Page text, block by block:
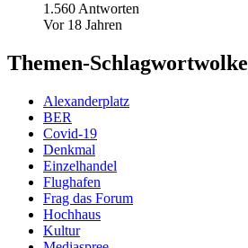
1.560 Antworten
Vor 18 Jahren
Themen-Schlagwortwolke
Alexanderplatz
BER
Covid-19
Denkmal
Einzelhandel
Flughafen
Frag das Forum
Hochhaus
Kultur